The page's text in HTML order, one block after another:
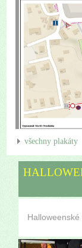
všechny plakáty